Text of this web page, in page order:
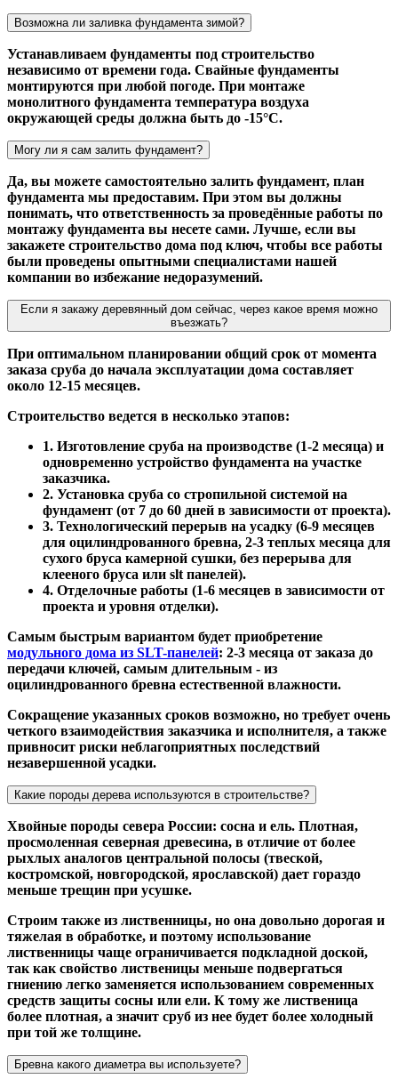
Возможна ли заливка фундамента зимой?
Устанавливаем фундаменты под строительство
независимо от времени года. Свайные фундаменты
монтируются при любой погоде. При монтаже
монолитного фундамента температура воздуха
окружающей среды должна быть до -15°С.
Могу ли я сам залить фундамент?
Да, вы можете самостоятельно залить фундамент, план
фундамента мы предоставим. При этом вы должны
понимать, что ответственность за проведённые работы по
монтажу фундамента вы несете сами. Лучше, если вы
закажете строительство дома под ключ, чтобы все работы
были проведены опытными специалистами нашей
компании во избежание недоразумений.
Если я закажу деревянный дом сейчас, через какое время можно
въезжать?
При оптимальном планировании общий срок от момента
заказа сруба до начала эксплуатации дома составляет
около 12-15 месяцев.
Строительство ведется в несколько этапов:
1. Изготовление сруба на производстве (1-2 месяца) и
одновременно устройство фундамента на участке
заказчика.
2. Установка сруба со стропильной системой на
фундамент (от 7 до 60 дней в зависимости от проекта).
3. Технологический перерыв на усадку (6-9 месяцев
для оцилиндрованного бревна, 2-3 теплых месяца для
сухого бруса камерной сушки, без перерыва для
клееного бруса или slt панелей).
4. Отделочные работы (1-6 месяцев в зависимости от
проекта и уровня отделки).
Самым быстрым вариантом будет приобретение
модульного дома из SLT-панелей: 2-3 месяца от заказа до
передачи ключей, самым длительным - из
оцилиндрованного бревна естественной влажности.
Сокращение указанных сроков возможно, но требует очень
четкого взаимодействия заказчика и исполнителя, а также
привносит риски неблагоприятных последствий
незавершенной усадки.
Какие породы дерева используются в строительстве?
Хвойные породы севера России: сосна и ель. Плотная,
просмоленная северная древесина, в отличие от более
рыхлых аналогов центральной полосы (твеской,
костромской, новгородской, ярославской) дает гораздо
меньше трещин при усушке.
Строим также из лиственницы, но она довольно дорогая и
тяжелая в обработке, и поэтому использование
лиственницы чаще ограничивается подкладной доской,
так как свойство лиственицы меньше подвергаться
гниению легко заменяется использованием современных
средств защиты сосны или ели. К тому же лиственица
более плотная, а значит сруб из нее будет более холодный
при той же толщине.
Бревна какого диаметра вы используете?